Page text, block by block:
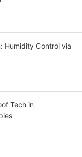
Humidity Control via
Tech in